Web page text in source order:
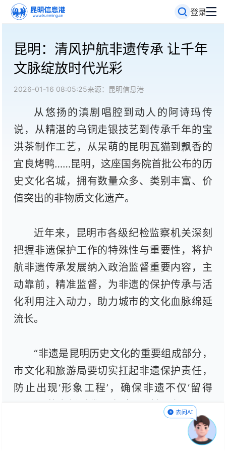
登录
昆明：清风护航非遗传承 让千年
文脉绽放时代光彩
2026-01-16 08:05:25来源：昆明信息港
从悠扬的滇剧唱腔到动人的阿诗玛传
说，从精湛的乌铜走银技艺到传承千年的宝
洪茶制作工艺，从呆萌的昆明瓦猫到飘香的
宜良烤鸭……昆明，这座国务院首批公布的历
史文化名城，拥有数量众多、类别丰富、价
值突出的非物质文化遗产。
近年来，昆明市各级纪检监察机关深刻
把握非遗保护工作的特殊性与重要性，将护
航非遗传承发展纳入政治监督重要内容，主
动靠前，精准监督，为非遗的保护传承与活
化利用注入动力，助力城市的文化血脉绵延
流长。
“非遗是昆明历史文化的重要组成部分，
市文化和旅游局要切实扛起非遗保护责任，
防止出现‘形象工程’，确保非遗不仅‘留得
下’，还能在新时代‘火起来’。”前不久，昆明
市纪委监委驻市文化和旅游局纪检监察组对
市文化和旅游局中层干部开展“一对一”廉政